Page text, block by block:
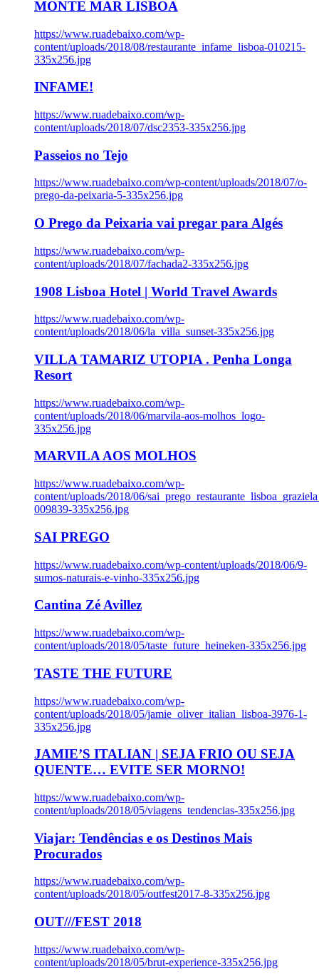
MONTE MAR LISBOA
https://www.ruadebaixo.com/wp-
content/uploads/2018/08/restaurante_infame_lisboa-010215-
335x256.jpg
INFAME!
https://www.ruadebaixo.com/wp-
content/uploads/2018/07/dsc2353-335x256.jpg
Passeios no Tejo
https://www.ruadebaixo.com/wp-content/uploads/2018/07/o-
prego-da-peixaria-5-335x256.jpg
O Prego da Peixaria vai pregar para Algés
https://www.ruadebaixo.com/wp-
content/uploads/2018/07/fachada2-335x256.jpg
1908 Lisboa Hotel | World Travel Awards
https://www.ruadebaixo.com/wp-
content/uploads/2018/06/la_villa_sunset-335x256.jpg
VILLA TAMARIZ UTOPIA . Penha Longa
Resort
https://www.ruadebaixo.com/wp-
content/uploads/2018/06/marvila-aos-molhos_logo-
335x256.jpg
MARVILA AOS MOLHOS
https://www.ruadebaixo.com/wp-
content/uploads/2018/06/
009839-335x256.jpg
SAI PREGO
https://www.ruadebaixo.com/wp-content/uploads/2018/06/9-
sumos-naturais-e-vinho-335x256.jpg
Cantina Zé Avillez
https://www.ruadebaixo.com/wp-
content/uploads/2018/05/taste_future_heineken-335x256.jpg
TASTE THE FUTURE
https://www.ruadebaixo.com/wp-
content/uploads/2018/05/jamie_oliver_italian_lisboa-3976-1-
335x256.jpg
JAMIE’S ITALIAN | SEJA FRIO OU SEJA
QUENTE… EVITE SER MORNO!
https://www.ruadebaixo.com/wp-
content/uploads/2018/05/viagens_tendencias-335x256.jpg
Viajar: Tendências e os Destinos Mais
Procurados
https://www.ruadebaixo.com/wp-
content/uploads/2018/05/outfest2017-8-335x256.jpg
OUT///FEST 2018
https://www.ruadebaixo.com/wp-
content/uploads/2018/05/brut-experience-335x256.jpg